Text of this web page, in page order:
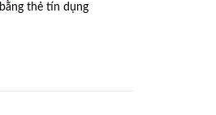
bằng thẻ tín dụng